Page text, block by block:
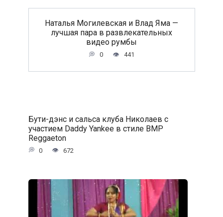
Наталья Могилевская и Влад Яма —
лучшая пара в развлекательных
видео румбы
0 441
Бути-дэнс и сальса клуба Николаев с
участием Daddy Yankee в стиле BMP
Reggaeton
0 672